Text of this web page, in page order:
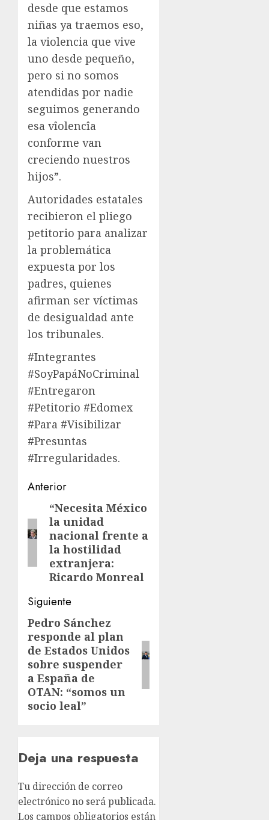
desde que estamos
niñas ya traemos eso,
la violencia que vive
uno desde pequeño,
pero si no somos
atendidas por nadie
seguimos generando
esa vîolencîa
conforme van
creciendo nuestros
hijos”.
Autoridades estatales
recibieron el pliego
petitorio para analizar
la problemática
expuesta por los
padres, quienes
afirman ser víctimas
de desigualdad ante
los tribunales.
#Integrantes
#SoyPapáNoCriminal
#Entregaron
#Petitorio #Edomex
#Para #Visibilizar
#Presuntas
#Irregularidades.
Navegación
entradas
Anterior
Entrada
anterior:
“Necesita México
la unidad
nacional frente a
la hostilidad
extranjera:
Ricardo Monreal
Siguiente
Siguiente
entrada:
Pedro Sánchez
responde al plan
de Estados Unidos
sobre suspender
a España de
OTAN: “somos un
socio leal”
Deja una respuesta
Tu dirección de correo
electrónico no será publicada.
Los campos obligatorios están